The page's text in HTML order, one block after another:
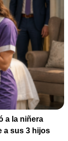
a la niñera
a sus 3 hijos